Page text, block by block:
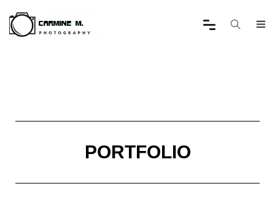
PORTFOLIO